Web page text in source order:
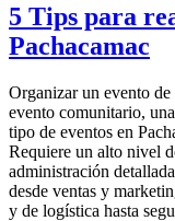
5 Tips para
Pachacamac
Organizar un evento
evento comunitario,
tipo de eventos en
Requiere un alto nivel
administración
desde ventas y
y de logística hasta